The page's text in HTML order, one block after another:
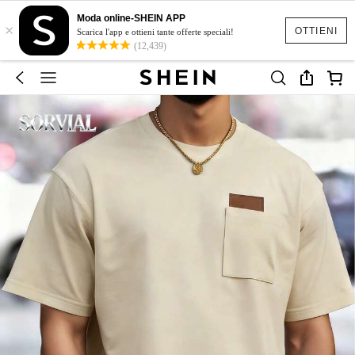
OTTIENI
×
Moda online-SHEIN APP
Scarica l'app e ottieni tante offerte speciali!
(12,439)